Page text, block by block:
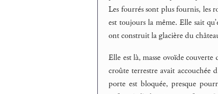
Les fourrés sont plus fournis, les
est toujours la même. Elle sait
ont construit la glacière du
Elle est là, masse ovoïde
croûte terrestre avait accouchée
porte est bloquée, presque